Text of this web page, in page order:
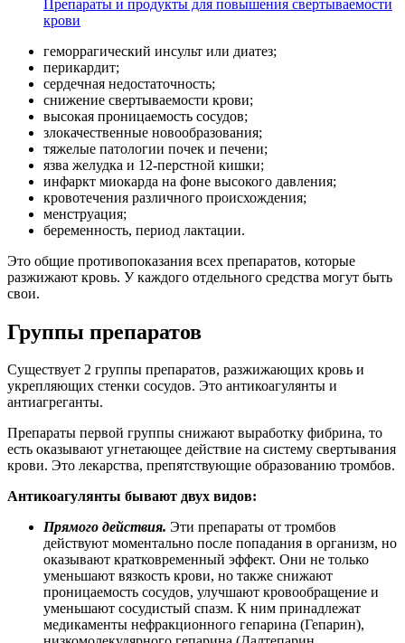
Препараты и продукты для повышения свертываемости
крови
геморрагический инсульт или диатез;
перикардит;
сердечная недостаточность;
снижение свертываемости крови;
высокая проницаемость сосудов;
злокачественные новообразования;
тяжелые патологии почек и печени;
язва желудка и 12-перстной кишки;
инфаркт миокарда на фоне высокого давления;
кровотечения различного происхождения;
менструация;
беременность, период лактации.
Это общие противопоказания всех препаратов, которые
разжижают кровь. У каждого отдельного средства могут быть
свои.
Группы препаратов
Существует 2 группы препаратов, разжижающих кровь и
укрепляющих стенки сосудов. Это антикоагулянты и
антиагреганты.
Препараты первой группы снижают выработку фибрина, то
есть оказывают угнетающее действие на систему свертывания
крови. Это лекарства, препятствующие образованию тромбов.
Антикоагулянты бывают двух видов:
Прямого действия. Эти препараты от тромбов
действуют моментально после попадания в организм, но
оказывают кратковременный эффект. Они не только
уменьшают вязкость крови, но также снижают
проницаемость сосудов, улучшают кровообращение и
уменьшают сосудистый спазм. К ним принадлежат
медикаменты нефракционного гепарина (Гепарин),